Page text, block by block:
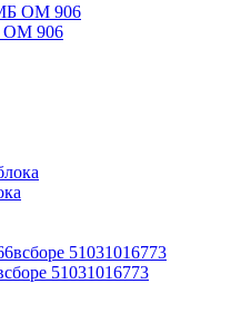
ОМ 906
51031016773